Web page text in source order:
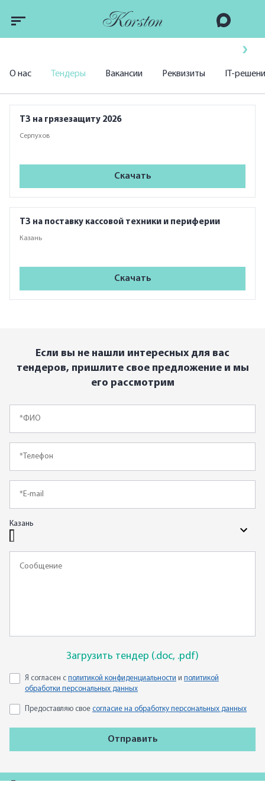
›
О нас Тендеры Вакансии Реквизиты IT-
ТЗ на грязезащиту 2026
Серпухов
Скачать
ТЗ на поставку кассовой техники и периферии
Казань
Скачать
Если вы не нашли интересных для вас
тендеров, пришлите свое предложение и мы
его рассмотрим
Казань
Загрузить тендер (.doc, .pdf)
Я согласен с политикой конфиденциальности и политикой
обработки персональных данных
Предоставляю свое согласие на обработку персональных данных
Отправить